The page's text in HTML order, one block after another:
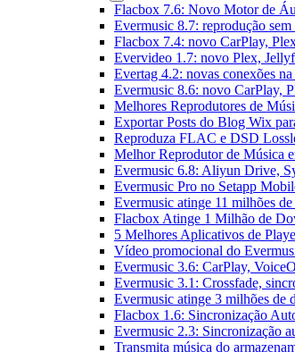
Flacbox 7.6: Novo Motor de
Evermusic 8.7: reprodução
Flacbox 7.4: novo CarPlay,
Evervideo 1.7: novo Plex,
Evertag 4.2: novas conexões
Evermusic 8.6: novo CarPlay,
Melhores Reprodutores de
Exportar Posts do Blog Wix
Reproduza FLAC e DSD
Melhor Reprodutor de Música
Evermusic 6.8: Aliyun Drive,
Evermusic Pro no Setapp
Evermusic atinge 11 milhões
Flacbox Atinge 1 Milhão de
5 Melhores Aplicativos de
Vídeo promocional do
Evermusic 3.6: CarPlay,
Evermusic 3.1: Crossfade,
Evermusic atinge 3 milhões de
Flacbox 1.6: Sincronização
Evermusic 2.3: Sincronização
Transmita música do